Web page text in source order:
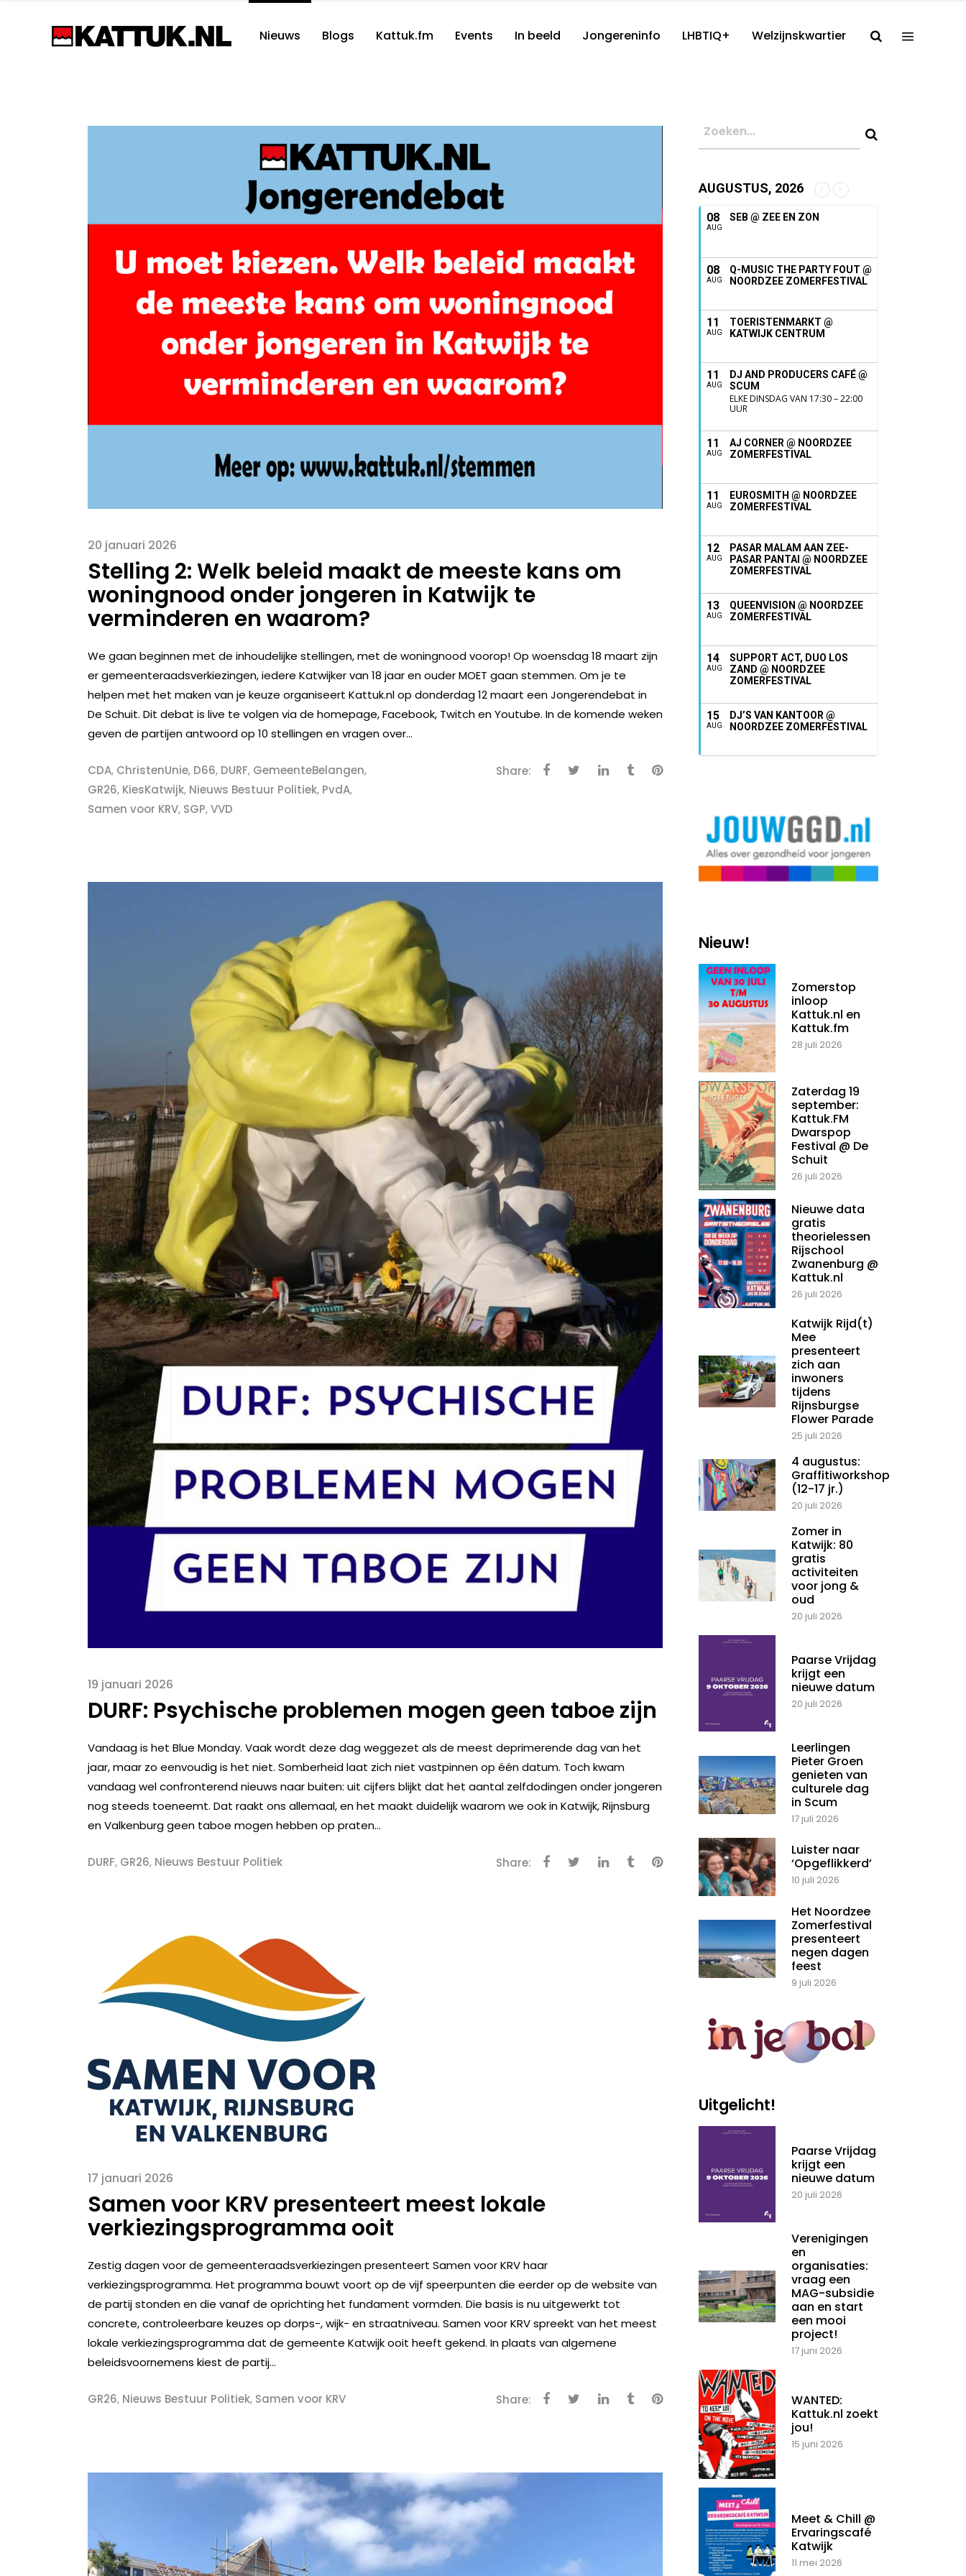
Nieuws Blogs Kattuk.fm Events In beeld Jongereninfo LHBTIQ+ Welzijnskwartier
20 januari 2026
Stelling 2: Welk beleid maakt de meeste kans om
woningnood onder jongeren in Katwijk te
verminderen en waarom?
We gaan beginnen met de inhoudelijke stellingen, met de woningnood voorop! Op woensdag 18 maart zijn
er gemeenteraadsverkiezingen, iedere Katwijker van 18 jaar en ouder MOET gaan stemmen. Om je te
helpen met het maken van je keuze organiseert Kattuk.nl op donderdag 12 maart een Jongerendebat in
De Schuit. Dit debat is live te volgen via de homepage, Facebook, Twitch en Youtube. In de komende weken
geven de partijen antwoord op 10 stellingen en vragen over...
CDA, ChristenUnie, D66, DURF, GemeenteBelangen,
GR26, KiesKatwijk, Nieuws Bestuur Politiek, PvdA,
Samen voor KRV, SGP,VVD
Share:
19 januari 2026
DURF: Psychische problemen mogen geen taboe zijn
Vandaag is het Blue Monday. Vaak wordt deze dag weggezet als de meest deprimerende dag van het
jaar, maar zo eenvoudig is het niet. Somberheid laat zich niet vastpinnen op één datum. Toch kwam
vandaag wel confronterend nieuws naar buiten: uit cijfers blijkt dat het aantal zelfdodingen onder jongeren
nog steeds toeneemt. Dat raakt ons allemaal, en het maakt duidelijk waarom we ook in Katwijk, Rijnsburg
en Valkenburg geen taboe mogen hebben op praten...
DURF, GR26, Nieuws Bestuur Politiek Share:
17 januari 2026
Samen voor KRV presenteert meest lokale
verkiezingsprogramma ooit
Zestig dagen voor de gemeenteraadsverkiezingen presenteert Samen voor KRV haar
verkiezingsprogramma. Het programma bouwt voort op de vijf speerpunten die eerder op de website van
de partij stonden en die vanaf de oprichting het fundament vormden. Die basis is nu uitgewerkt tot
concrete, controleerbare keuzes op dorps-, wijk- en straatniveau. Samen voor KRV spreekt van het meest
lokale verkiezingsprogramma dat de gemeente Katwijk ooit heeft gekend. In plaats van algemene
beleidsvoornemens kiest de partij...
GR26, Nieuws Bestuur Politiek, Samen voor KRV Share:
AUGUSTUS, 2026
08
AUG
SEB @ ZEE EN ZON
08
AUG
Q-MUSIC THE PARTY FOUT @
NOORDZEE ZOMERFESTIVAL
11
AUG
TOERISTENMARKT @
KATWIJK CENTRUM
11
AUG
DJ AND PRODUCERS CAFÉ @
SCUM
ELKE DINSDAG VAN 17:30 – 22:00
UUR
11
AUG
AJ CORNER @ NOORDZEE
ZOMERFESTIVAL
11
AUG
EUROSMITH @ NOORDZEE
ZOMERFESTIVAL
12
AUG
PASAR MALAM AAN ZEE-
PASAR PANTAI @ NOORDZEE
ZOMERFESTIVAL
13
AUG
QUEENVISION @ NOORDZEE
ZOMERFESTIVAL
14
AUG
SUPPORT ACT, DUO LOS
ZAND @ NOORDZEE
ZOMERFESTIVAL
15
AUG
DJ’S VAN KANTOOR @
NOORDZEE ZOMERFESTIVAL
Nieuw!
Zomerstop
inloop
Kattuk.nl en
Kattuk.fm
28 juli 2026
Zaterdag 19
september:
Kattuk.FM
Dwarspop
Festival @ De
Schuit
26 juli 2026
Nieuwe data
gratis
theorielessen
Rijschool
Zwanenburg @
Kattuk.nl
26 juli 2026
Katwijk Rijd(t)
Mee
presenteert
zich aan
inwoners
tijdens
Rijnsburgse
Flower Parade
25 juli 2026
4 augustus:
Graffitiworkshop
(12-17 jr.)
20 juli 2026
Zomer in
Katwijk: 80
gratis
activiteiten
voor jong &
oud
20 juli 2026
Paarse Vrijdag
krijgt een
nieuwe datum
20 juli 2026
Leerlingen
Pieter Groen
genieten van
culturele dag
in Scum
17 juli 2026
Luister naar
‘Opgeflikkerd’
10 juli 2026
Het Noordzee
Zomerfestival
presenteert
negen dagen
feest
9 juli 2026
Uitgelicht!
Paarse Vrijdag
krijgt een
nieuwe datum
20 juli 2026
Verenigingen
en
organisaties:
vraag een
MAG-subsidie
aan en start
een mooi
project!
17 juni 2026
WANTED:
Kattuk.nl zoekt
jou!
15 juni 2026
Meet & Chill @
Ervaringscafé
Katwijk
11 mei 2026